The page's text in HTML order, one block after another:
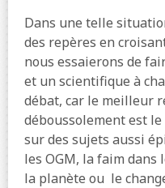
Dans une telle
des repères en
nous essaierons de
et un scientifique à
débat, car le meilleur
déboussolement est
sur des sujets aussi
les OGM, la faim dans
la planète ou le